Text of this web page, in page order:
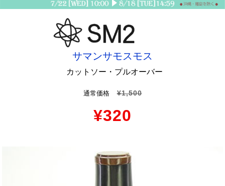
サマンサモスモス
カットソー・プルオーバー
通常価格 ¥1,500
¥320